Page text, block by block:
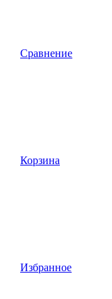
Сравнение
Корзина
Избранное